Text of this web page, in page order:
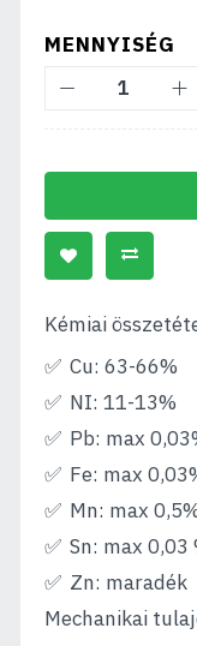
MENNYISÉG
Kémiai
Cu: 63-66%
NI: 11-13%
Pb: max
Fe: max
Mn: max
Sn: max 0,03
Zn: maradék
Mechanikai